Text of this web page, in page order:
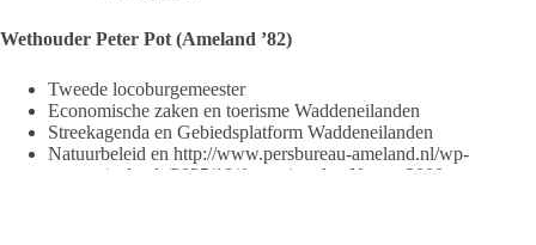
Wethouder Peter Pot (Ameland ’82)
Tweede locoburgemeester
Economische zaken en toerisme Waddeneilanden
Streekagenda en Gebiedsplatform Waddeneilanden
Natuurbeleid en http://www.persbureau-ameland.nl/wp-
content/uploads/2025/10/thema.jpgplan Natura 2000